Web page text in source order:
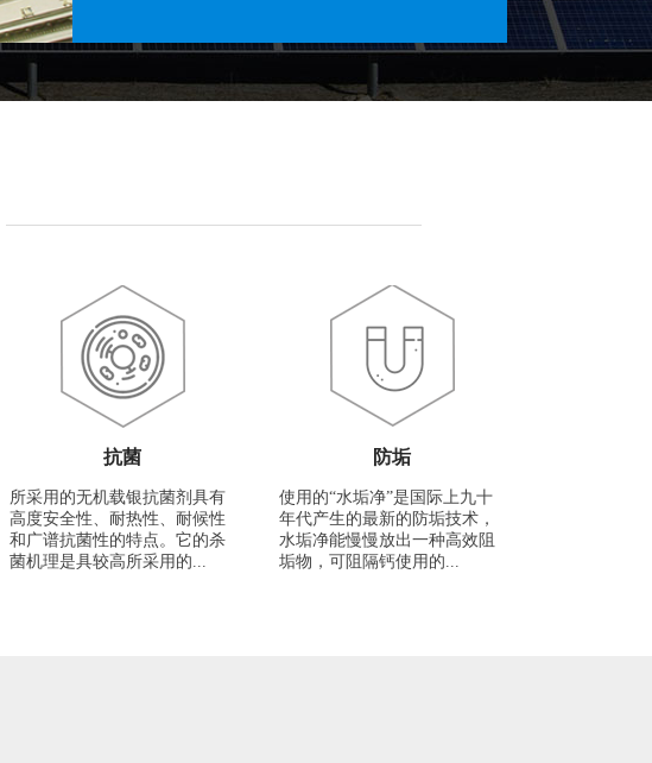
抗菌
所采用的无机载银抗菌剂具有
高度安全性、耐热性、耐候性
和广谱抗菌性的特点。它的杀
菌机理是具较高所采用的...
防垢
使用的“水垢净”是国际上九十
年代产生的最新的防垢技术，
水垢净能慢慢放出一种高效阻
垢物，可阻隔钙使用的...